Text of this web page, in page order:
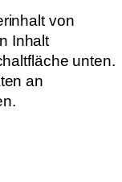
von
Inhalt
unten.
an